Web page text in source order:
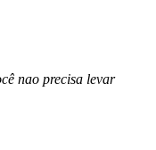
nao precisa levar